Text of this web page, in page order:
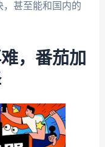
，甚至能和国内的
，番茄加